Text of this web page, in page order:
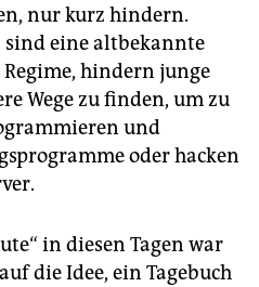
nur kurz hindern.
sind eine altbekannte
hindern junge
Wege zu finden, um zu
und
oder hacken
in diesen Tagen war
die Idee, ein Tagebuch